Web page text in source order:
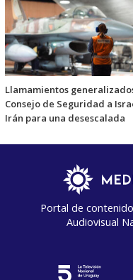
Llamamientos
Consejo de Seguridad a
Irán para una desescalada
Portal de
Audiovisual